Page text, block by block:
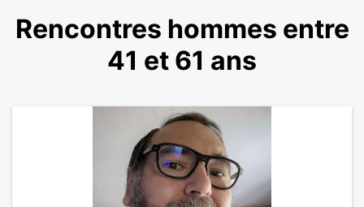
Rencontres hommes entre
41 et 61 ans